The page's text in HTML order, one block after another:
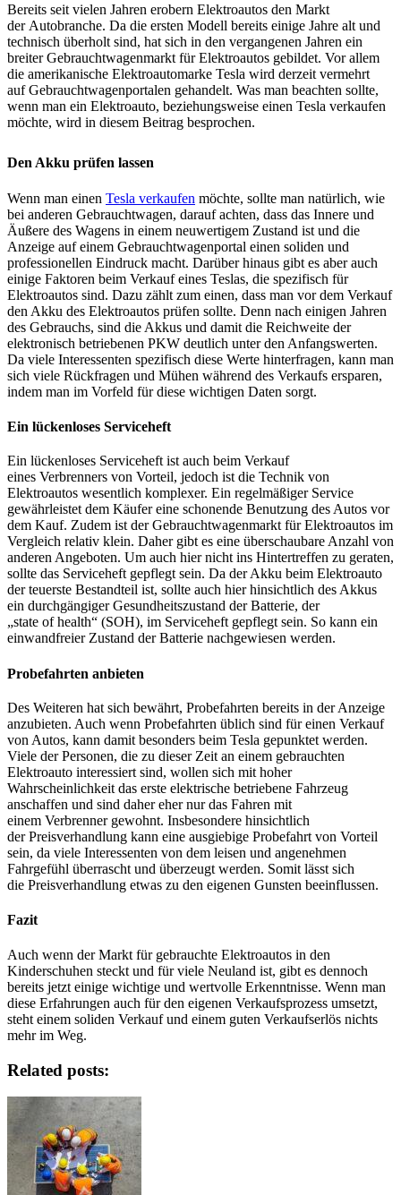
Bereits seit vielen Jahren erobern Elektroautos den Markt
der Autobranche. Da die ersten Modell bereits einige Jahre alt und
technisch überholt sind, hat sich in den vergangenen Jahren ein
breiterGebrauchtwagenmarkt für Elektroautos gebildet. Vor allem
die amerikanische Elektroautomarke Tesla wird derzeit vermehrt
aufGebrauchtwagenportalen gehandelt. Was man beachten sollte,
wenn man ein Elektroauto, beziehungsweise einen Tesla verkaufen
möchte, wird in diesem Beitrag besprochen.
Den Akku prüfen lassen
Wenn man einen Tesla verkaufen möchte, sollte man natürlich, wie
bei anderen Gebrauchtwagen, darauf achten, dass das Innere und
Äußere des Wagens in einem neuwertigem Zustand ist und die
Anzeige auf einem Gebrauchtwagenportal einen soliden und
professionellen Eindruck macht. Darüber hinaus gibt es aber auch
einige Faktoren beim Verkauf eines Teslas, die spezifisch für
Elektroautos sind. Dazu zählt zum einen, dass man vor dem Verkauf
den Akku des Elektroautos prüfen sollte. Denn nach einigen Jahren
des Gebrauchs, sind die Akkus und damit die Reichweite der
elektronisch betriebenen PKW deutlich unter den Anfangswerten.
Da viele Interessenten spezifisch diese Werte hinterfragen, kann man
sich viele Rückfragen und Mühen während des Verkaufs ersparen,
indem man im Vorfeld für diese wichtigen Daten sorgt.
Ein lückenloses Serviceheft
Ein lückenloses Serviceheft ist auch beim Verkauf
eines Verbrenners von Vorteil, jedoch ist die Technik von
Elektroautos wesentlich komplexer. Ein regelmäßiger Service
gewährleistet dem Käufer eine schonende Benutzung des Autos vor
dem Kauf. Zudem ist derGebrauchtwagenmarkt für Elektroautos im
Vergleich relativ klein. Daher gibt es eine überschaubare Anzahl von
anderen Angeboten. Um auch hier nicht ins Hintertreffen zu geraten,
sollte das Serviceheft gepflegt sein. Da der Akku beim Elektroauto
der teuerste Bestandteil ist, sollte auch hier hinsichtlich des Akkus
ein durchgängiger Gesundheitszustand der Batterie, der
„state ofhealth“ (SOH), im Serviceheft gepflegt sein. So kann ein
einwandfreier Zustand der Batterie nachgewiesen werden.
Probefahrten anbieten
Des Weiteren hat sich bewährt, Probefahrten bereits in der Anzeige
anzubieten. Auch wenn Probefahrten üblich sind für einen Verkauf
von Autos, kann damit besonders beim Tesla gepunktet werden.
Viele der Personen, die zu dieser Zeit an einem gebrauchten
Elektroauto interessiert sind, wollen sich mit hoher
Wahrscheinlichkeit das erste elektrische betriebene Fahrzeug
anschaffen und sind daher eher nur das Fahren mit
einem Verbrennergewohnt. Insbesondere hinsichtlich
derPreisverhandlung kann eine ausgiebige Probefahrt von Vorteil
sein, da viele Interessenten von dem leisen und angenehmen
Fahrgefühl überrascht und überzeugt werden. Somit lässt sich
die Preisverhandlung etwas zu den eigenen Gunsten beeinflussen.
Fazit
Auch wenn der Markt für gebrauchte Elektroautos in den
Kinderschuhen steckt und für viele Neuland ist, gibt es dennoch
bereits jetzt einige wichtige und wertvolle Erkenntnisse. Wenn man
diese Erfahrungen auch für den eigenen Verkaufsprozess umsetzt,
steht einem soliden Verkauf und einem guten Verkaufserlös nichts
mehr im Weg.
Related posts: